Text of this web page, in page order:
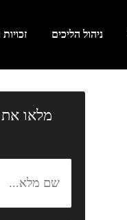
ניהול הליכים
מלאו את